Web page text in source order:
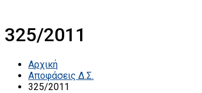
325/2011
Αρχική
Αποφάσεις Δ.Σ.
325/2011